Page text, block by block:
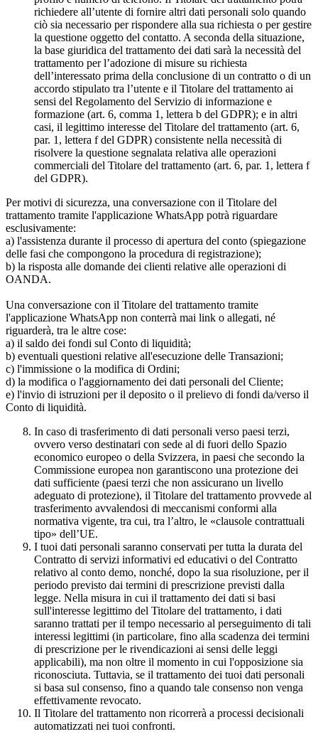
richiedere all’utente di fornire altri dati personali solo quando
ciò sia necessario per rispondere alla sua richiesta o per gestire
la questione oggetto del contatto. A seconda della situazione,
la base giuridica del trattamento dei dati sarà la necessità del
trattamento per l’adozione di misure su richiesta
dell’interessato prima della conclusione di un contratto o di un
accordo stipulato tra l’utente e il Titolare del trattamento ai
sensi del Regolamento del Servizio di informazione e
formazione (art. 6, comma 1, lettera b del GDPR); e in altri
casi, il legittimo interesse del Titolare del trattamento (art. 6,
par. 1, lettera f del GDPR) consistente nella necessità di
risolvere la questione segnalata relativa alle operazioni
commerciali del Titolare del trattamento (art. 6, par. 1, lettera f
del GDPR).
Per motivi di sicurezza, una conversazione con il Titolare del
trattamento tramite l'applicazione WhatsApp potrà riguardare
esclusivamente:
a) l'assistenza durante il processo di apertura del conto (spiegazione
delle fasi che compongono la procedura di registrazione);
b) la risposta alle domande dei clienti relative alle operazioni di
OANDA.
Una conversazione con il Titolare del trattamento tramite
l'applicazione WhatsApp non conterrà mai link o allegati, né
riguarderà, tra le altre cose:
a) il saldo dei fondi sul Conto di liquidità;
b) eventuali questioni relative all'esecuzione delle Transazioni;
c) l'immissione o la modifica di Ordini;
d) la modifica o l'aggiornamento dei dati personali del Cliente;
e) l'invio di istruzioni per il deposito o il prelievo di fondi da/verso il
Conto di liquidità.
In caso di trasferimento di dati personali verso paesi terzi,
ovvero verso destinatari con sede al di fuori dello Spazio
economico europeo o della Svizzera, in paesi che secondo la
Commissione europea non garantiscono una protezione dei
dati sufficiente (paesi terzi che non assicurano un livello
adeguato di protezione), il Titolare del trattamento provvede al
trasferimento avvalendosi di meccanismi conformi alla
normativa vigente, tra cui, tra l’altro, le «clausole contrattuali
tipo» dell’UE.
I tuoi dati personali saranno conservati per tutta la durata del
Contratto di servizi informativi ed educativi o del Contratto
relativo al conto demo, nonché, dopo la sua risoluzione, per il
periodo previsto dai termini di prescrizione previsti dalla
legge. Nella misura in cui il trattamento dei dati si basi
sull'interesse legittimo del Titolare del trattamento, i dati
saranno trattati per il tempo necessario al perseguimento di tali
interessi legittimi (in particolare, fino alla scadenza dei termini
di prescrizione per le rivendicazioni ai sensi delle leggi
applicabili), ma non oltre il momento in cui l'opposizione sia
riconosciuta. Tuttavia, se il trattamento dei tuoi dati personali
si basa sul consenso, fino a quando tale consenso non venga
effettivamente revocato.
Il Titolare del trattamento non ricorrerà a processi decisionali
automatizzati nei tuoi confronti.